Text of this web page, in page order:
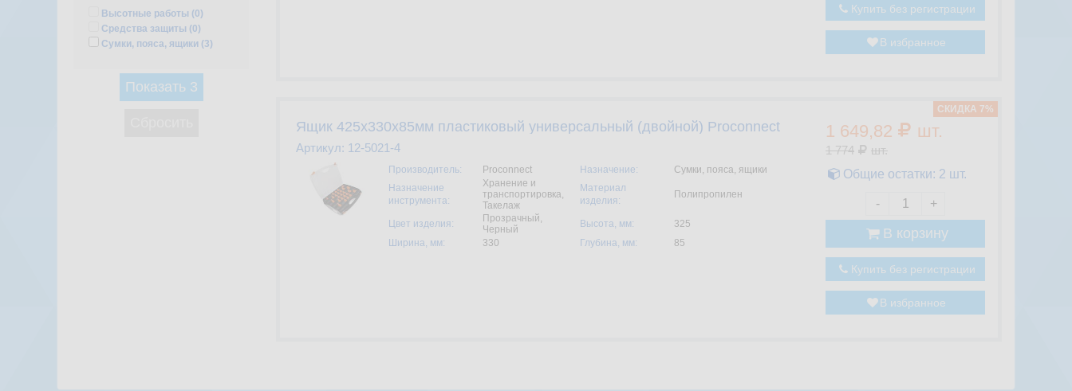
Высотные работы (0)
Средства защиты (0)
Сумки, пояса, ящики (3)
Показать 3
Купить без регистрации
В избранное
Ящик 425х330х85мм пластиковый универсальный (двойной) Proconnect
Артикул: 12-5021-4
Производитель: Proconnect Назначение:
Сумки, пояса, ящики
Назначение
инструмента:
Хранение и
транспортировка,
Такелаж
Материал
изделия:
Полипропилен
Цвет изделия:
Прозрачный,
Черный
Высота, мм:
325
Ширина, мм:
330 Глубина, мм: 85
1 649,82 шт.
1 774
шт.
Общие остатки: 2 шт.
- +
В корзину
Купить без регистрации
В избранное
CКИДКА 7%